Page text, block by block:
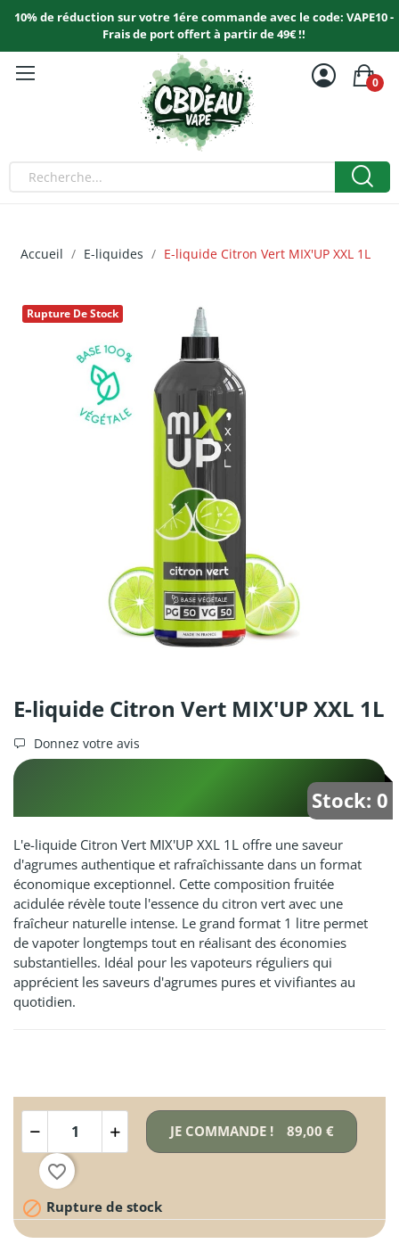
10% de réduction sur votre 1ére commande avec le code: VAPE10 -
Frais de port offert à partir de 49€ !!
0
Accueil E-liquides E-liquide Citron Vert MIX'UP XXL 1L
Rupture De Stock
E-liquide Citron Vert MIX'UP XXL 1L
Donnez votre avis
Stock: 0
L'e-liquide Citron Vert MIX'UP XXL 1L offre une saveur
d'agrumes authentique et rafraîchissante dans un format
économique exceptionnel. Cette composition fruitée
acidulée révèle toute l'essence du citron vert avec une
fraîcheur naturelle intense. Le grand format 1 litre permet
de vapoter longtemps tout en réalisant des économies
substantielles. Idéal pour les vapoteurs réguliers qui
apprécient les saveurs d'agrumes pures et vivifiantes au
quotidien.
JE COMMANDE ! 89,00 €
favorite_border
 Rupture de stock